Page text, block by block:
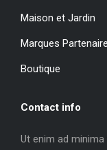
Maison et Jardin
Marques
Boutique
Contact info
Ut enim ad